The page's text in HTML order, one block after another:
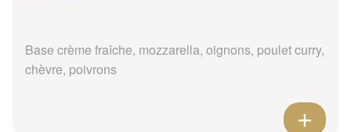
Base crème fraîche, mozzarella, oignons, poulet curry,
chèvre, poivrons